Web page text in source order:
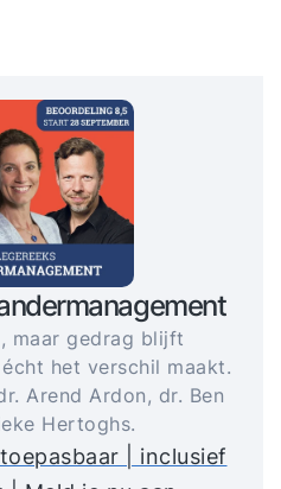
maar gedrag blijft
het verschil maakt.
Arend Ardon, dr. Ben
Hertoghs.
| inclusief